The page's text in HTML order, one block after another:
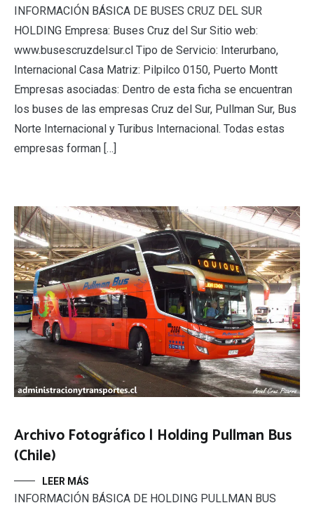
INFORMACIÓN BÁSICA DE BUSES CRUZ DEL SUR
HOLDING Empresa: Buses Cruz del Sur Sitio web:
www.busescruzdelsur.cl Tipo de Servicio: Interurbano,
Internacional Casa Matriz: Pilpilco 0150, Puerto Montt
Empresas asociadas: Dentro de esta ficha se encuentran
los buses de las empresas Cruz del Sur, Pullman Sur, Bus
Norte Internacional y Turibus Internacional. Todas estas
empresas forman […]
Archivo Fotográfico | Holding Pullman Bus
(Chile)
LEER MÁS
INFORMACIÓN BÁSICA DE HOLDING PULLMAN BUS